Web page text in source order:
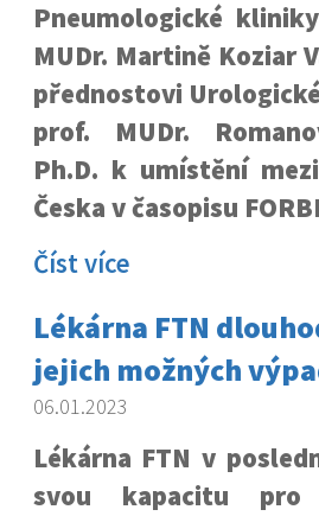
Pneumologické
MUDr. Martině Koziar
přednostovi
prof. MUDr.
Ph.D. k umístění
Česka v časopisu
Číst více
Lékárna FTN
jejich možných
06.01.2023
Lékárna FTN v
svou kapacitu pro